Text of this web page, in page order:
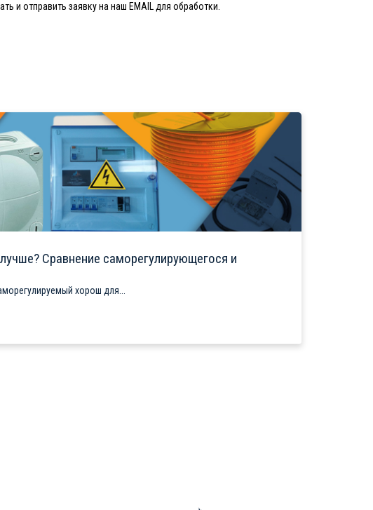
и отправить заявку на наш EMAIL для обработки.
Сравнение саморегулирующегося и
хорош для...